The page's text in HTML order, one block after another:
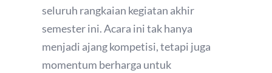
seluruh rangkaian kegiatan akhir
semester ini. Acara ini tak hanya
menjadi ajang kompetisi, tetapi juga
momentum berharga untuk